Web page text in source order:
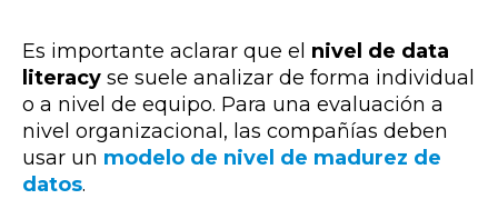
Es importante aclarar que el nivel de data
literacy se suele analizar de forma individual
o a nivel de equipo. Para una evaluación a
nivel organizacional, las compañías deben
usar un modelo de nivel de madurez de
datos.